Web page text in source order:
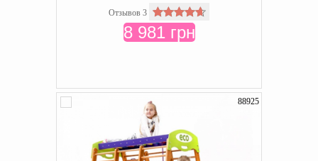
Отзывов 3
8 981 грн
88925